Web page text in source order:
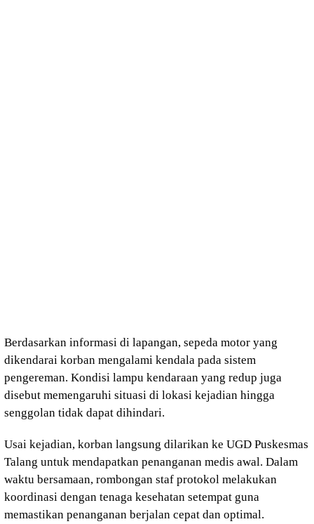
Berdasarkan informasi di lapangan, sepeda motor yang
dikendarai korban mengalami kendala pada sistem
pengereman. Kondisi lampu kendaraan yang redup juga
disebut memengaruhi situasi di lokasi kejadian hingga
senggolan tidak dapat dihindari.
Usai kejadian, korban langsung dilarikan ke UGD Puskesmas
Talang untuk mendapatkan penanganan medis awal. Dalam
waktu bersamaan, rombongan staf protokol melakukan
koordinasi dengan tenaga kesehatan setempat guna
memastikan penanganan berjalan cepat dan optimal.